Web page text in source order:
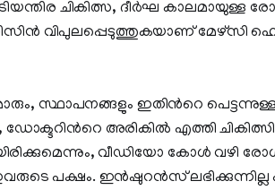
ചികിത്സ, ദീര്‍ഘ കാലമായുള്ള
വിപുലപ്പെടുത്തുകയാണ് മേഴ്സി
സ്ഥാപനങ്ങളും ഇതിന്‍റെ
അരികില്‍ എത്തി
വീഡിയോ കോള്‍ വഴി
പക്ഷം. ഇന്‍ഷുറന്‍സ്